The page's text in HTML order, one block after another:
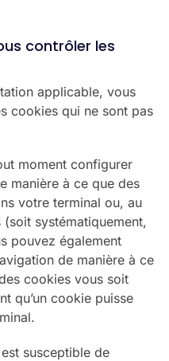
contrôler les
applicable, vous
cookies qui ne sont pas
moment configurer
manière à ce que des
votre terminal ou, au
systématiquement,
pouvez également
de manière à ce
cookies vous soit
qu’un cookie puisse
susceptible de